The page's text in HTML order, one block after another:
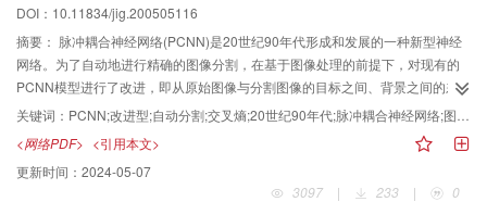
DOI：10.11834/jig.200505116
摘要： 脉冲耦合神经网络(PCNN)是20世纪90年代形成和发展的一种新型神经
网络。为了自动地进行精确的图像分割，在基于图像处理的前提下，对现有的
PCNN模型进行了改进，即从原始图像与分割图像的目标之间、背景之间的差
异性出发，提出了一种基于最小交叉熵准则的改进型PCNN图像分割新方法。
通过计算机仿真，该方法能够自动确定循环迭代次数和自动选取最佳阈值，并
与基于最大香农熵的PCNN分割方法进行了比较。实验结果表明，该方法优于
香农熵准则PCNN分割，其不仅对图像分割精度高，而且具有较强的适用性。
关键词： PCNN;改进型;自动分割;交叉熵;20世纪90年代;脉冲耦合神经网络;图像分割;计算机仿真;图像处理;分割图像;原始图像;最佳阈值;自动选取;迭代次数;自动确定;分割方法;熵准则;差异性;香农熵;适用性;最小
<网络PDF> <引用本文>
更新时间： 2024-05-07
3097
| 233 | 0